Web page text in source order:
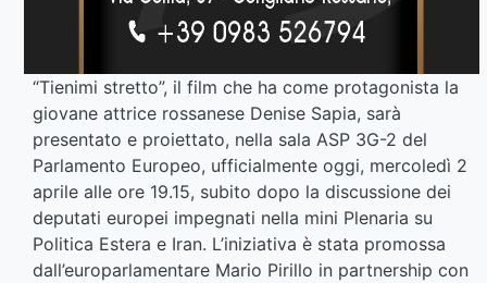
“Tienimi stretto”, il film che ha come protagonista la
giovane attrice rossanese Denise Sapia, sarà
presentato e proiettato, nella sala ASP 3G-2 del
Parlamento Europeo, ufficialmente oggi, mercoledì 2
aprile alle ore 19.15, subito dopo la discussione dei
deputati europei impegnati nella mini Plenaria su
Politica Estera e Iran. L’iniziativa è stata promossa
dall’europarlamentare Mario Pirillo in partnership con